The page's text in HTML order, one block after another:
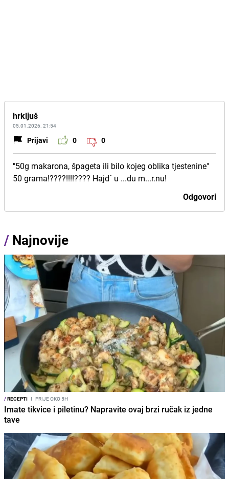
hrkljuš
05.01.2026. 21:54
Prijavi 0 0
"50g makarona, špageta ili bilo kojeg oblika tjestenine"
50 grama!????!!!!???? Hajd´ u ...du m...r.nu!
Odgovori
/ Najnovije
/RECEPTI I PRIJE OKO 5H
Imate tikvice i piletinu? Napravite ovaj brzi ručak iz jedne
tave